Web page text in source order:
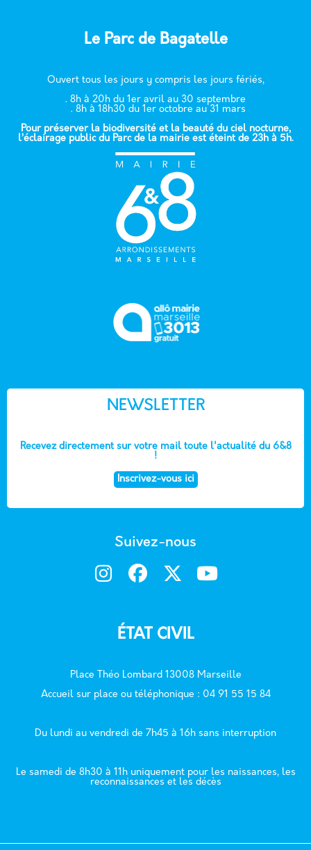
Le Parc de Bagatelle
Ouvert tous les jours y compris les jours fériés,
. 8h à 20h du 1er avril au 30 septembre
. 8h à 18h30 du 1er octobre au 31 mars
Pour préserver la biodiversité et la beauté du ciel nocturne,
l’éclairage public du Parc de la mairie est éteint de 23h à 5h.
NEWSLETTER
Recevez directement sur votre mail toute l'actualité du 6&8
!
Inscrivez-vous ici
Suivez-nous
ÉTAT CIVIL
Place Théo Lombard 13008 Marseille
Accueil sur place ou téléphonique : 04 91 55 15 84
Du lundi au vendredi de 7h45 à 16h sans interruption
Le samedi de 8h30 à 11h uniquement pour les naissances, les
reconnaissances et les décès